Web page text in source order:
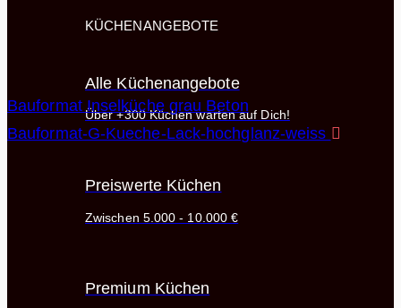
KÜCHENANGEBOTE
Alle Küchenangebote
Über +300 Küchen warten auf Dich!
Preiswerte Küchen
Zwischen 5.000 - 10.000 €
Premium Küchen
Bauformat Inselküche grau Beton
Bauformat-G-Kueche-Lack-hochglanz-weiss